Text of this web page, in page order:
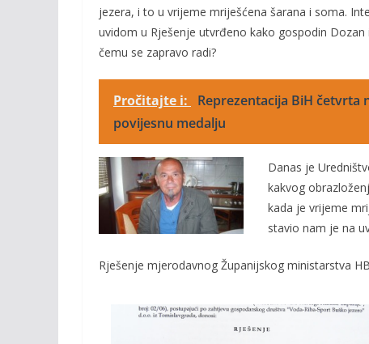
jezera, i to u vrijeme mriješćena šarana i soma.
uvidom u Rješenje utvrđeno kako gospodin Dozan
čemu se zapravo radi?
Pročitajte i:
Reprezentacija BiH četvrta
povijesnu medalju
Danas je
kakvog
kada je vrijeme
stavio nam je na
Rješenje mjerodavnog Županijskog ministarstva